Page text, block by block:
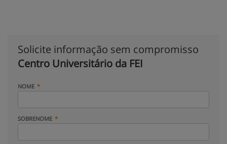
Solicite informação sem compromisso
Centro Universitário da FEI
NOME
SOBRENOME